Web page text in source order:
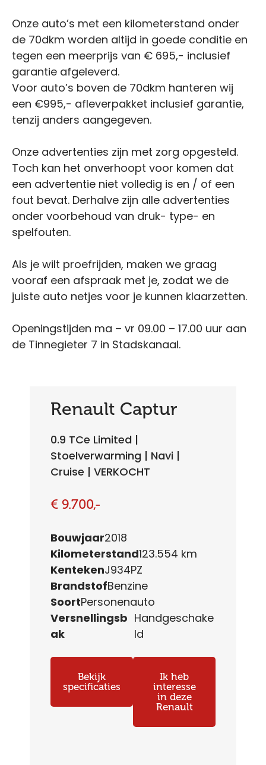
Onze auto’s met een kilometerstand onder
de 70dkm worden altijd in goede conditie en
tegen een meerprijs van € 695,- inclusief
garantie afgeleverd.
Voor auto’s boven de 70dkm hanteren wij
een €995,- afleverpakket inclusief garantie,
tenzij anders aangegeven.
Onze advertenties zijn met zorg opgesteld.
Toch kan het onverhoopt voor komen dat
een advertentie niet volledig is en / of een
fout bevat. Derhalve zijn alle advertenties
onder voorbehoud van druk- type- en
spelfouten.
Als je wilt proefrijden, maken we graag
vooraf een afspraak met je, zodat we de
juiste auto netjes voor je kunnen klaarzetten.
Openingstijden ma – vr 09.00 – 17.00 uur aan
de Tinnegieter 7 in Stadskanaal.
Renault Captur
0.9 TCe Limited |
Stoelverwarming | Navi |
Cruise | VERKOCHT
€ 9.700,-
Bouwjaar2018
Kilometerstand123.554 km
KentekenJ934PZ
BrandstofBenzine
SoortPersonenauto
Versnellingsb
ak
Handgeschake
ld
Bekijk
specificaties
Ik heb
interesse
in deze
Renault